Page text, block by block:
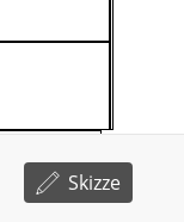
Skizze